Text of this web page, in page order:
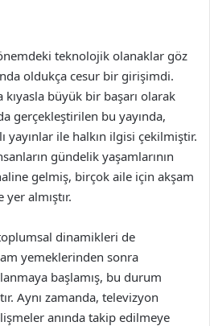
teknolojik olanaklar göz
oldukça cesur bir girişimdi.
kıyasla büyük bir başarı olarak
gerçekleştirilen bu yayında,
yayınlar ile halkın ilgisi çekilmiştir.
gündelik yaşamlarının
gelmiş, birçok aile için akşam
almıştır.
dinamikleri de
yemeklerinden sonra
başlamış, bu durum
Aynı zamanda, televizyon
anında takip edilmeye